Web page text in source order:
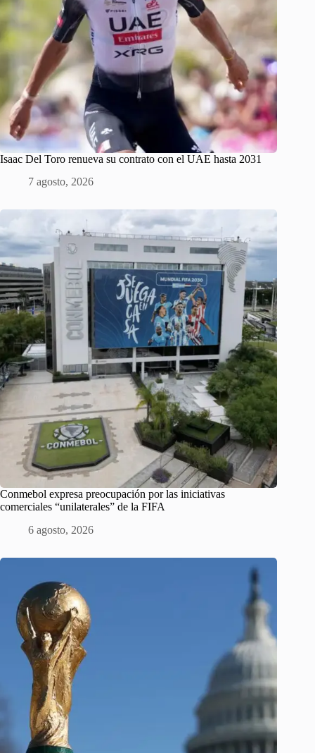
Isaac Del Toro renueva su contrato con el UAE hasta 2031
7 agosto, 2026
Conmebol expresa preocupación por las iniciativas
comerciales “unilaterales” de la FIFA
6 agosto, 2026